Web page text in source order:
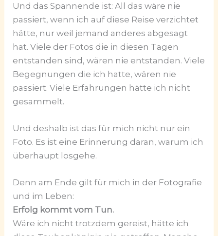
Und das Spannende ist: All das wäre nie
passiert, wenn ich auf diese Reise verzichtet
hätte, nur weil jemand anderes abgesagt
hat. Viele der Fotos die in diesen Tagen
entstanden sind, wären nie entstanden. Viele
Begegnungen die ich hatte, wären nie
passiert. Viele Erfahrungen hätte ich nicht
gesammelt.
Und deshalb ist das für mich nicht nur ein
Foto. Es ist eine Erinnerung daran, warum ich
überhaupt losgehe.
Denn am Ende gilt für mich in der Fotografie
und im Leben:
Erfolg kommt vom Tun.
Wäre ich nicht trotzdem gereist, hätte ich